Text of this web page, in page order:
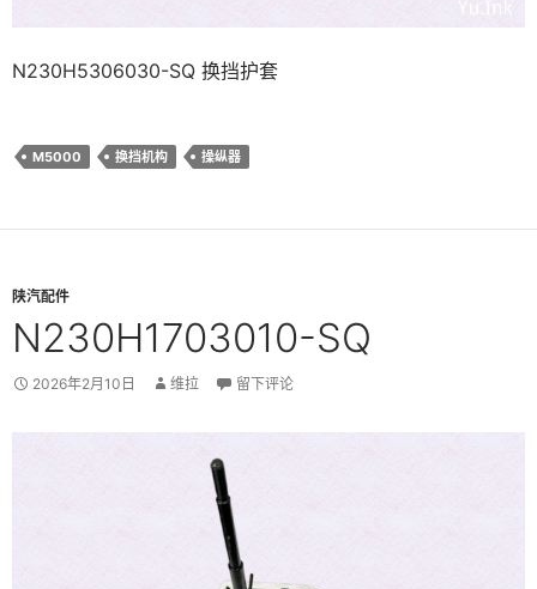
N230H5306030-SQ 换挡护套
M5000 换挡机构 操纵器
陕汽配件
N230H1703010-SQ
2026年2月10日 维拉 留下评论